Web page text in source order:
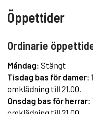
Öppettider
Ordinarie
Måndag: Stängt
Tisdag bas för damer:
omklädning till 21.00.
Onsdag bas för herrar: